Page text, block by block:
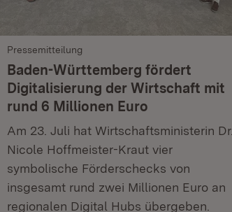
Pressemitteilung
Baden-Württemberg fördert
Digitalisierung der Wirtschaft mit
rund 6 Millionen Euro
Am 23. Juli hat Wirtschaftsministerin Dr.
Nicole Hoffmeister-Kraut vier
symbolische Förderschecks von
insgesamt rund zwei Millionen Euro an
regionalen Digital Hubs übergeben.